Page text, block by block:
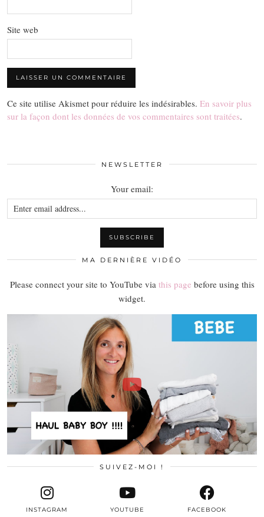
Site web
Ce site utilise Akismet pour réduire les indésirables. En savoir plus
sur la façon dont les données de vos commentaires sont traitées.
NEWSLETTER
Your email:
MA DERNIÈRE VIDÉO
Please connect your site to YouTube via this page before using this
widget.
SUIVEZ-MOI !
INSTAGRAM FACEBOOK
YOUTUBE